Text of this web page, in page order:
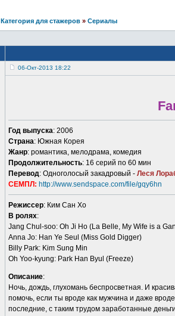
Категория для стажеров » Сериалы
06-Окт-2013 18:22
Год выпуска: 2006
Страна: Южная Корея
Жанр: романтика, мелодрама, комедия
Продолжительность: 16 серий по 60 мин
Перевод: Одноголосый закадровый - Леся
СЕМПЛ: http://www.sendspace.com/file/gqy6hn
Режиссер: Ким Сан Хо
В ролях:
Jang Chul-soo: Oh Ji Ho (La Belle, My Wife is a
Anna Jo: Han Ye Seul (Miss Gold Digger)
Billy Park: Kim Sung Min
Oh Yoo-kyung: Park Han Byul (Freeze)
Описание:
Ночь, дождь, глухомань беспросветная. И
помочь, если ты вроде как мужчина и даже
последние, с таким трудом заработанные